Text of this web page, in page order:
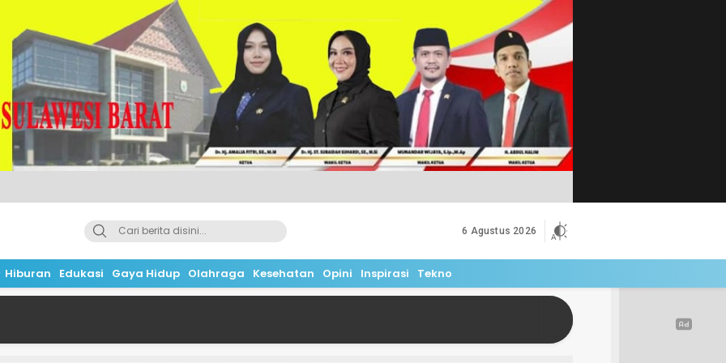
6 Agustus 2026
Hiburan Edukasi Gaya Hidup Olahraga Kesehatan Opini Inspirasi Tekno